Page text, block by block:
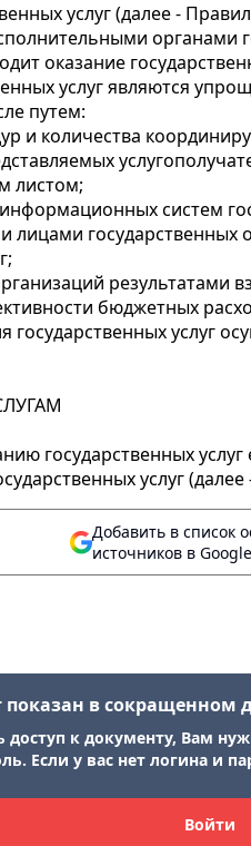
услуг (далее -
органами
оказание
услуг являются
путем:
и количества
листом;
систем
результатами
бюджетных
услуг
государственных
услуг
Добавить в список
источников в Google
показан в
доступ к документу, Вам
Если у вас нет логина и
Войти